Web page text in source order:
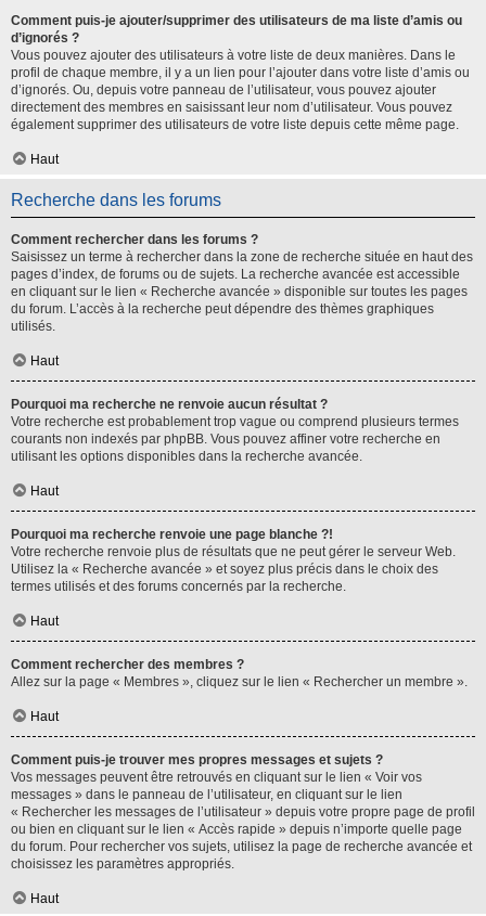
Comment puis-je ajouter/supprimer des utilisateurs de ma liste d’amis ou
d’ignorés ?
Vous pouvez ajouter des utilisateurs à votre liste de deux manières. Dans le
profil de chaque membre, il y a un lien pour l’ajouter dans votre liste d’amis ou
d’ignorés. Ou, depuis votre panneau de l’utilisateur, vous pouvez ajouter
directement des membres en saisissant leur nom d’utilisateur. Vous pouvez
également supprimer des utilisateurs de votre liste depuis cette même page.
Haut
Recherche dans les forums
Comment rechercher dans les forums ?
Saisissez un terme à rechercher dans la zone de recherche située en haut des
pages d’index, de forums ou de sujets. La recherche avancée est accessible
en cliquant sur le lien « Recherche avancée » disponible sur toutes les pages
du forum. L’accès à la recherche peut dépendre des thèmes graphiques
utilisés.
Haut
Pourquoi ma recherche ne renvoie aucun résultat ?
Votre recherche est probablement trop vague ou comprend plusieurs termes
courants non indexés par phpBB. Vous pouvez affiner votre recherche en
utilisant les options disponibles dans la recherche avancée.
Haut
Pourquoi ma recherche renvoie une page blanche ?!
Votre recherche renvoie plus de résultats que ne peut gérer le serveur Web.
Utilisez la « Recherche avancée » et soyez plus précis dans le choix des
termes utilisés et des forums concernés par la recherche.
Haut
Comment rechercher des membres ?
Allez sur la page « Membres », cliquez sur le lien « Rechercher un membre ».
Haut
Comment puis-je trouver mes propres messages et sujets ?
Vos messages peuvent être retrouvés en cliquant sur le lien « Voir vos
messages » dans le panneau de l’utilisateur, en cliquant sur le lien
« Rechercher les messages de l’utilisateur » depuis votre propre page de profil
ou bien en cliquant sur le lien « Accès rapide » depuis n’importe quelle page
du forum. Pour rechercher vos sujets, utilisez la page de recherche avancée et
choisissez les paramètres appropriés.
Haut